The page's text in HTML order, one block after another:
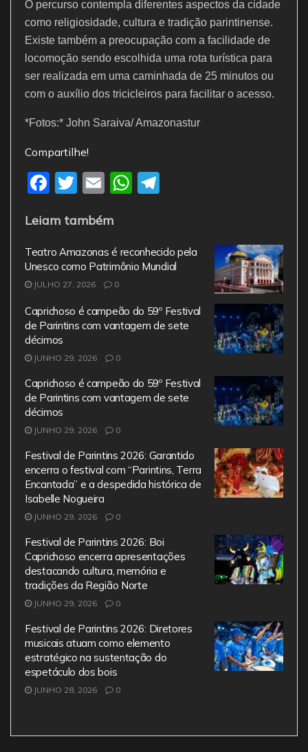
O percurso contempla diferentes aspectos da cidade
como religiosidade, cultura e tradição parintinense.
Existe também a preocupação com a facilidade de
locomoção sendo escolhida uma rota turística para
ser realizada em uma caminhada de 25 minutos ou
com o auxílio dos tricicleiros para facilitar o acesso.
*Fotos:* John Saraiva/ Amazonastur
Compartilhe!
F
c
e
b
o
o
k
T
itt
er
E
ai
l
W
s
A
p
gr
a
Leiam também
Teatro Amazonas é reconhecido pela
Unesco como Patrimônio Mundial
JULHO 27, 2026 0
Caprichoso é campeão do 59º Festival
de Parintins com vantagem de sete
décimos
JUNHO 29, 2026 0
Caprichoso é campeão do 59º Festival
de Parintins com vantagem de sete
décimos
JUNHO 29, 2026 0
Festival de Parintins 2026: Garantido
encerra o festival com “Parintins, Terra
Encantada” e a despedida histórica de
Isabelle Nogueira
JUNHO 29, 2026 0
Festival de Parintins 2026: Boi
Caprichoso encerra apresentações
destacando cultura, memória e
tradições da Região Norte
JUNHO 29, 2026 0
Festival de Parintins 2026: Diretores
musicais atuam como elemento
estratégico na sustentação do
espetáculo dos bois
JUNHO 28, 2026 0